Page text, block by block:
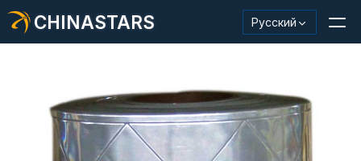
CHINASTARS Русский
Светоотражающий материал/лента